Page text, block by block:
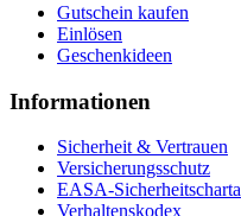
Gutschein kaufen
Einlösen
Geschenkideen
Informationen
Sicherheit & Vertrauen
Versicherungsschutz
EASA-Sicherheitscharta
Verhaltenskodex